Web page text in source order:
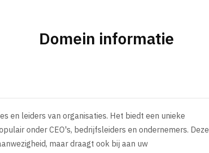
Domein informatie
en leiders van organisaties. Het biedt een unieke
onder CEO's, bedrijfsleiders en ondernemers. Deze
maar draagt ook bij aan uw